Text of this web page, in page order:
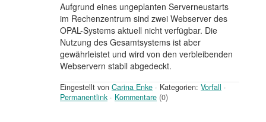
Aufgrund eines ungeplanten Serverneustarts
im Rechenzentrum sind zwei Webserver des
OPAL-Systems aktuell nicht verfügbar. Die
Nutzung des Gesamtsystems ist aber
gewährleistet und wird von den verbleibenden
Webservern stabil abgedeckt.
Eingestellt von Carina Enke · Kategorien: Vorfall ·
Permanentlink · Kommentare (0)